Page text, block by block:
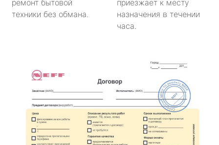
ремонт бытовой
техники без обмана.
приезжает к месту
назначения в течении
часа.